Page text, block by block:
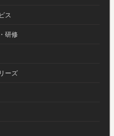
ス
研修
ーズ